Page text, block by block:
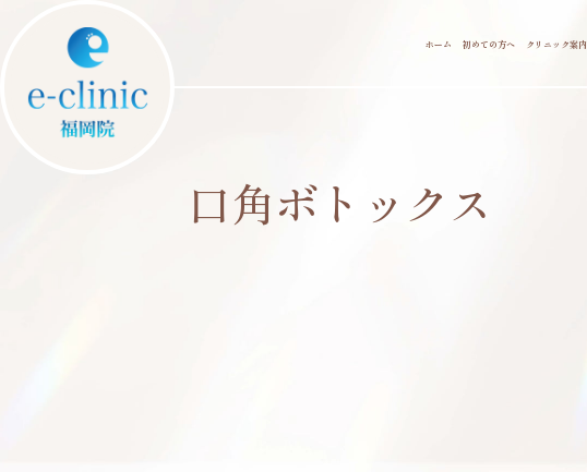
ホーム 初めての方へ クリニック案内
口角ボトックス